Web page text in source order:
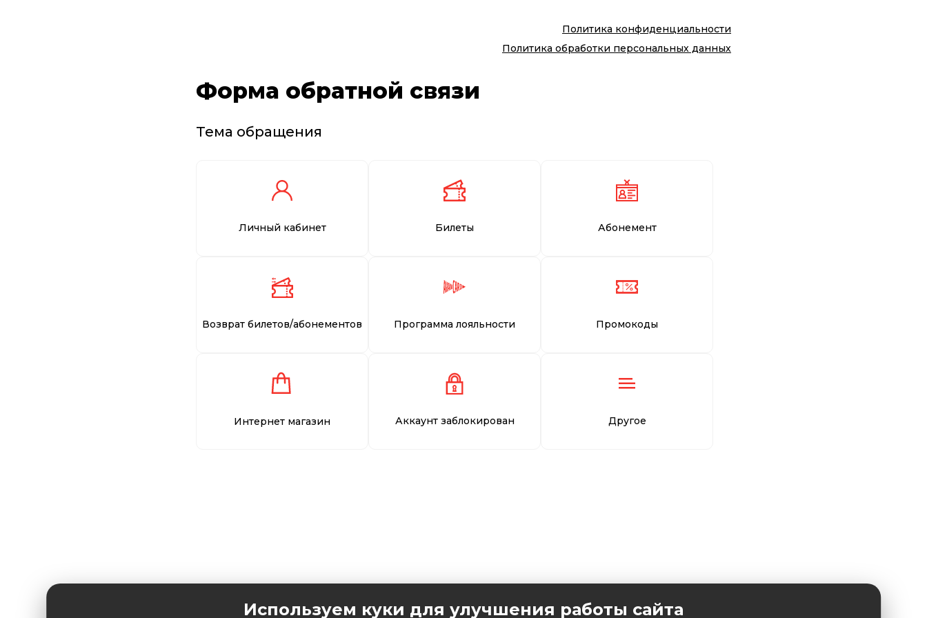
Политика конфиденциальности
Политика обработки персональных данных
Форма обратной связи
Тема обращения
Личный кабинет Билеты Абонемент
Возврат билетов/абонементов Программа лояльности Промокоды
Интернет магазин Аккаунт заблокирован Другое
Используем куки для улучшения работы сайта